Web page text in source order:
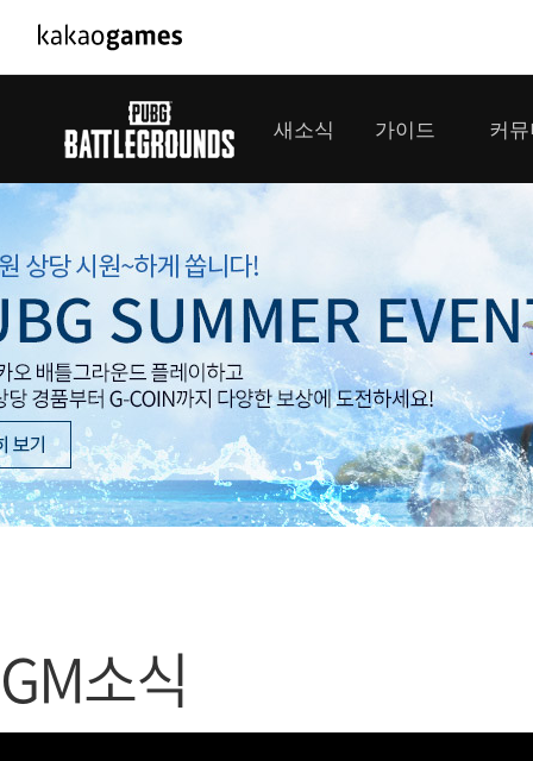
PC/모바일게임
도깨비의세계
아키에이지 워
아레스 : 라이즈 오브 가디언즈
배틀그라
패스 오브
패스 오브
모바일게임
우마무스메 프리티 더비
SMiniz
프렌즈팝콘
프렌즈타운
서비스
내정보
보안센터
새소식
이벤트
업데이트
대회소식
가이드 커
플레이
클랜
모집
GM소식